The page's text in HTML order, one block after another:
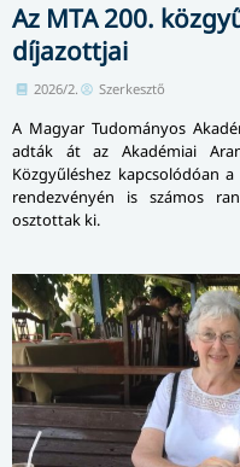
Az MTA 200.
díjazottjai
2026/2. Szerkesztő
A Magyar Tudományos
adták át az Akadémiai
Közgyűléshez kapcsolódóan
rendezvényén is számos
osztottak ki.